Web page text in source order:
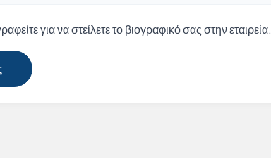
για να στείλετε το βιογραφικό σας στην εταιρεία.